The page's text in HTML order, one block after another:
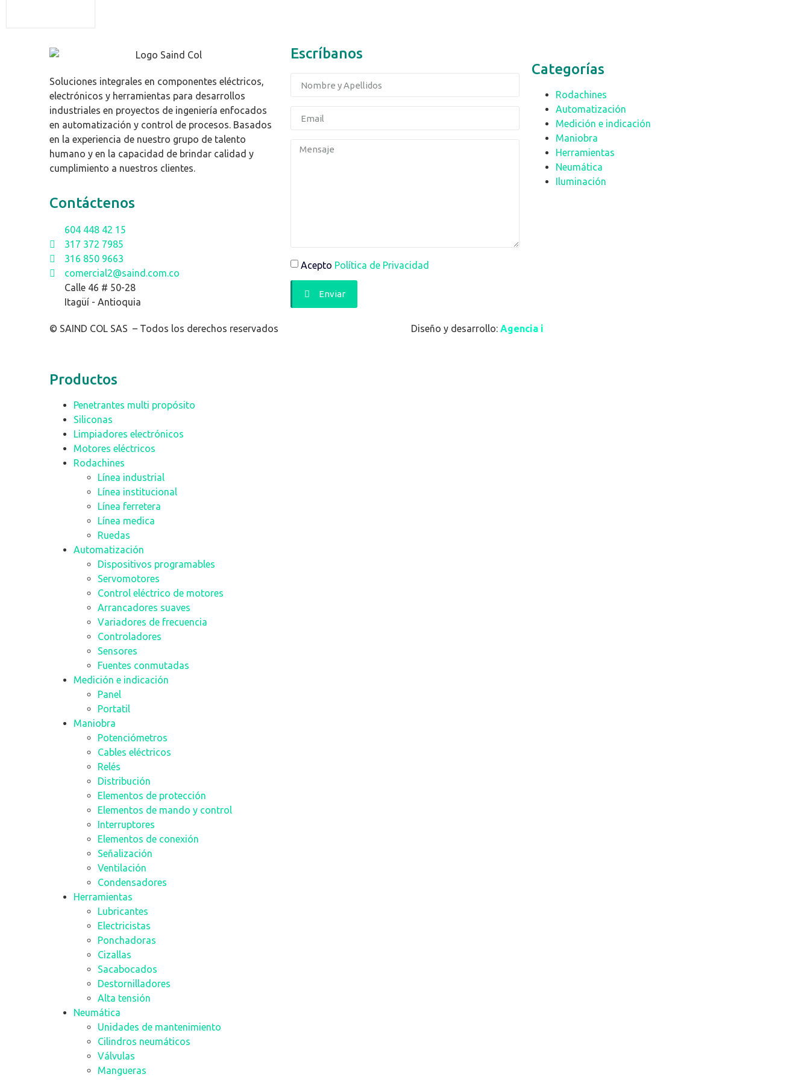
Soluciones integrales en componentes eléctricos,
electrónicos y herramientas para desarrollos
industriales en proyectos de ingeniería enfocados
en automatización y control de procesos. Basados
en la experiencia de nuestro grupo de talento
humano y en la capacidad de brindar calidad y
cumplimiento a nuestros clientes.
Contáctenos
604 448 42 15
317 372 7985
316 850 9663
comercial2@saind.com.co
Calle 46 # 50-28
Itagüí - Antioquia
Escríbanos
Acepto Política de Privacidad
Enviar
Categorías
Rodachines
Automatización
Medición e indicación
Maniobra
Herramientas
Neumática
Iluminación
© SAIND COL SAS – Todos los derechos reservados Diseño y desarrollo: Agencia i
Productos
Penetrantes multi propósito
Siliconas
Limpiadores electrónicos
Motores eléctricos
Rodachines
Línea industrial
Línea institucional
Línea ferretera
Línea medica
Ruedas
Automatización
Dispositivos programables
Servomotores
Control eléctrico de motores
Arrancadores suaves
Variadores de frecuencia
Controladores
Sensores
Fuentes conmutadas
Medición e indicación
Panel
Portatil
Maniobra
Potenciómetros
Cables eléctricos
Relés
Distribución
Elementos de protección
Elementos de mando y control
Interruptores
Elementos de conexión
Señalización
Ventilación
Condensadores
Herramientas
Lubricantes
Electricistas
Ponchadoras
Cizallas
Sacabocados
Destornilladores
Alta tensión
Neumática
Unidades de mantenimiento
Cilindros neumáticos
Válvulas
Mangueras